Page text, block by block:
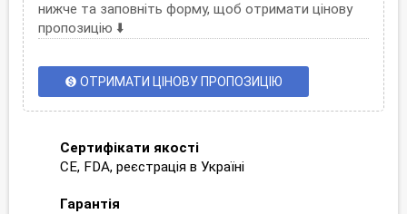
нижче та заповніть форму, щоб отримати цінову
пропозицію ⬇️
monetization_on ОТРИМАТИ ЦІНОВУ ПРОПОЗИЦІЮ
Сертифікати якості
CE, FDA, реєстрація в Україні
Гарантія